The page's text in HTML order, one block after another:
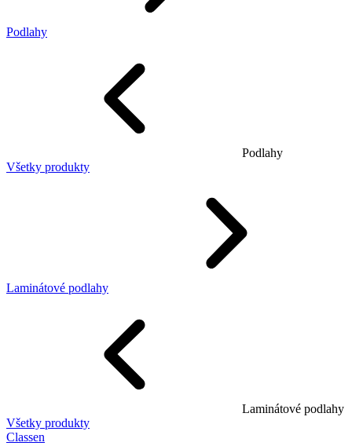
Podlahy
Podlahy
Všetky produkty
Laminátové podlahy
Laminátové podlahy
Všetky produkty
Classen